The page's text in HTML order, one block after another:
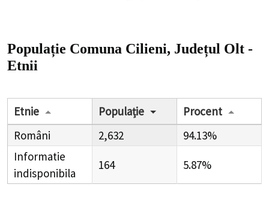
Populație Comuna Cilieni, Județul Olt -
Etnii
Etnie Populație
Procent
Români
2,632
94.13%
Informatie
indisponibila
164 5.87%